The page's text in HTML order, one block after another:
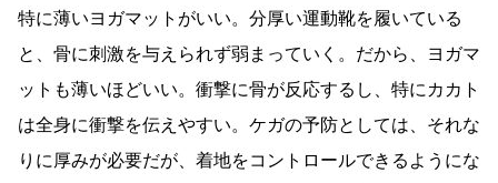
特に薄いヨガマットがいい。分厚い運動靴を履いている
と、骨に刺激を与えられず弱まっていく。だから、ヨガマ
ットも薄いほどいい。衝撃に骨が反応するし、特にカカト
は全身に衝撃を伝えやすい。ケガの予防としては、それな
りに厚みが必要だが、着地をコントロールできるようにな